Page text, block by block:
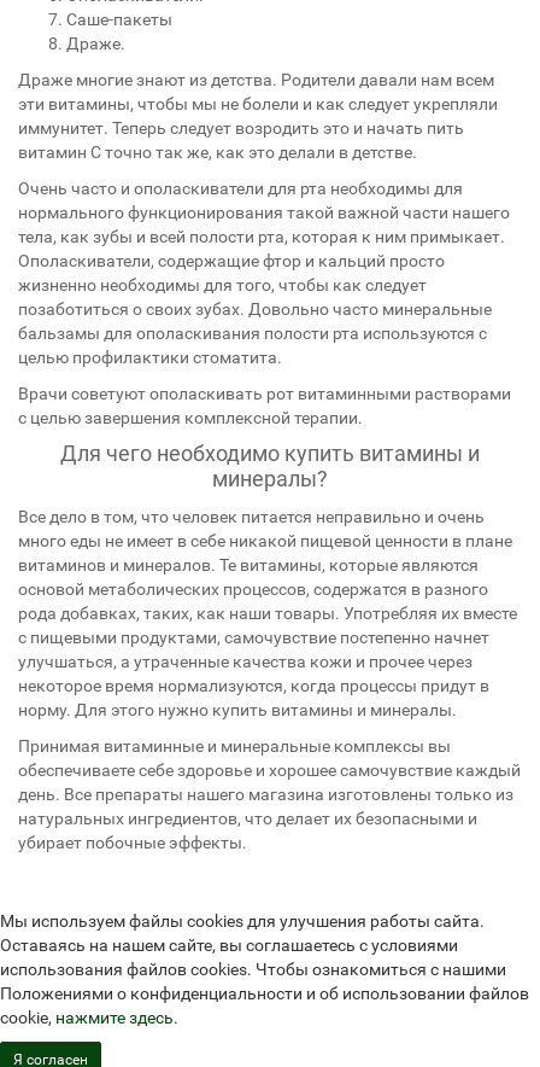
Саше-пакеты
Драже.
Драже многие знают из детства. Родители давали нам всем
эти витамины, чтобы мы не болели и как следует укрепляли
иммунитет. Теперь следует возродить это и начать пить
витамин C точно так же, как это делали в детстве.
Очень часто и ополаскиватели для рта необходимы для
нормального функционирования такой важной части нашего
тела, как зубы и всей полости рта, которая к ним примыкает.
Ополаскиватели, содержащие фтор и кальций просто
жизненно необходимы для того, чтобы как следует
позаботиться о своих зубах. Довольно часто минеральные
бальзамы для ополаскивания полости рта используются с
целью профилактики стоматита.
Врачи советуют ополаскивать рот витаминными растворами
с целью завершения комплексной терапии.
Для чего необходимо купить витамины и
минералы?
Все дело в том, что человек питается неправильно и очень
много еды не имеет в себе никакой пищевой ценности в плане
витаминов и минералов. Те витамины, которые являются
основой метаболических процессов, содержатся в разного
рода добавках, таких, как наши товары. Употребляя их вместе
с пищевыми продуктами, самочувствие постепенно начнет
улучшаться, а утраченные качества кожи и прочее через
некоторое время нормализуются, когда процессы придут в
норму. Для этого нужно купить витамины и минералы.
Принимая витаминные и минеральные комплексы вы
обеспечиваете себе здоровье и хорошее самочувствие каждый
день. Все препараты нашего магазина изготовлены только из
натуральных ингредиентов, что делает их безопасными и
убирает побочные эффекты.
Мы используем файлы cookies для улучшения работы сайта.
Оставаясь на нашем сайте, вы соглашаетесь с условиями
использования файлов cookies. Чтобы ознакомиться с нашими
Положениями о конфиденциальности и об использовании файлов
cookie, нажмите здесь.
Я согласен